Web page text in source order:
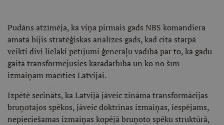
Pudāns atzīmēja, ka viņa pirmais gads NBS komandiera
amatā bijis stratēģiskas analīzes gads, kad cita starpā
veikti divi lielāki pētījumi ģenerāļu vadībā par to, kā gadu
gaitā transformējusies karadarbība un ko no šīm
izmaiņām mācīties Latvijai.
Izpētē secināts, ka Latvijā jāveic zināma transformācijas
bruņotajos spēkos, jāveic doktrīnas izmaiņas, iespējams,
nepieciešamas izmaiņas kopējā bruņoto spēku struktūrā,